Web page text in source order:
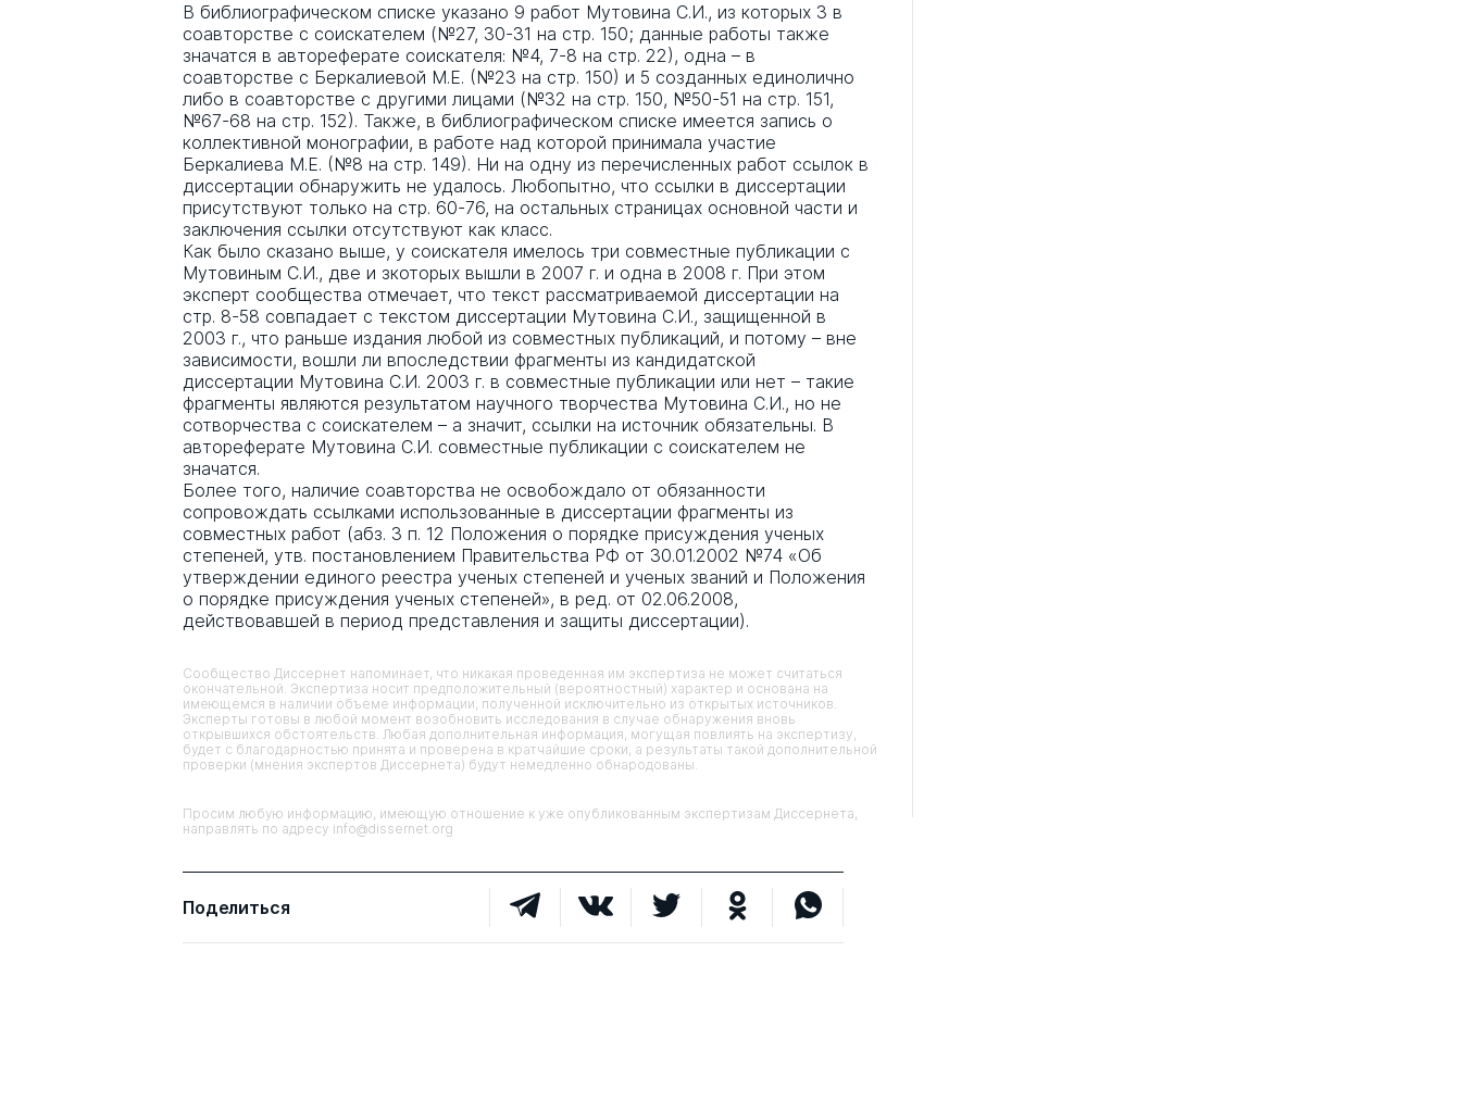
В библиографическом списке указано 9 работ Мутовина С.И., из которых 3 в
соавторстве с соискателем (№27, 30-31 на стр. 150; данные работы также
значатся в автореферате соискателя: №4, 7-8 на стр. 22), одна – в
соавторстве с Беркалиевой М.Е. (№23 на стр. 150) и 5 созданных единолично
либо в соавторстве с другими лицами (№32 на стр. 150, №50-51 на стр. 151,
№67-68 на стр. 152). Также, в библиографическом списке имеется запись о
коллективной монографии, в работе над которой принимала участие
Беркалиева М.Е. (№8 на стр. 149). Ни на одну из перечисленных работ ссылок в
диссертации обнаружить не удалось. Любопытно, что ссылки в диссертации
присутствуют только на стр. 60-76, на остальных страницах основной части и
заключения ссылки отсутствуют как класс.
Как было сказано выше, у соискателя имелось три совместные публикации с
Мутовиным С.И., две и зкоторых вышли в 2007 г. и одна в 2008 г. При этом
эксперт сообщества отмечает, что текст рассматриваемой диссертации на
стр. 8-58 совпадает с текстом диссертации Мутовина С.И., защищенной в
2003 г., что раньше издания любой из совместных публикаций, и потому – вне
зависимости, вошли ли впоследствии фрагменты из кандидатской
диссертации Мутовина С.И. 2003 г. в совместные публикации или нет – такие
фрагменты являются результатом научного творчества Мутовина С.И., но не
сотворчества с соискателем – а значит, ссылки на источник обязательны. В
автореферате Мутовина С.И. совместные публикации с соискателем не
значатся.
Более того, наличие соавторства не освобождало от обязанности
сопровождать ссылками использованные в диссертации фрагменты из
совместных работ (абз. 3 п. 12 Положения о порядке присуждения ученых
степеней, утв. постановлением Правительства РФ от 30.01.2002 №74 «Об
утверждении единого реестра ученых степеней и ученых званий и Положения
о порядке присуждения ученых степеней», в ред. от 02.06.2008,
действовавшей в период представления и защиты диссертации).
Сообщество Диссернет напоминает, что никакая проведенная им экспертиза не может считаться
окончательной. Экспертиза носит предположительный (вероятностный) характер и основана на
имеющемся в наличии объеме информации, полученной исключительно из открытых источников.
Эксперты готовы в любой момент возобновить исследования в случае обнаружения вновь
открывшихся обстоятельств. Любая дополнительная информация, могущая повлиять на экспертизу,
будет с благодарностью принята и проверена в кратчайшие сроки, а результаты такой дополнительной
проверки (мнения экспертов Диссернета) будут немедленно обнародованы.
Просим любую информацию, имеющую отношение к уже опубликованным экспертизам Диссернета,
направлять по адресу info@dissernet.org
Поделиться